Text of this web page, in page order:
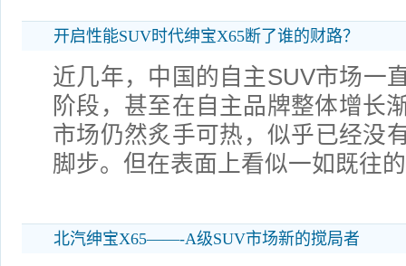
开启性能SUV时代绅宝X65断了谁的财路？
近几年，中国的自主SUV市场一
阶段，甚至在自主品牌整体增长
市场仍然炙手可热，似乎已经没
脚步。但在表面上看似一如既往
北汽绅宝X65——-A级SUV市场新的搅局者